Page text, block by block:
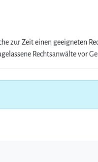
zur Zeit einen geeigneten
Rechtsanwälte vor